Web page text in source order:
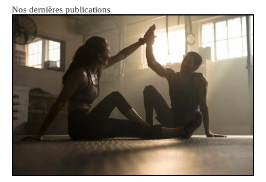
Nos dernières publications